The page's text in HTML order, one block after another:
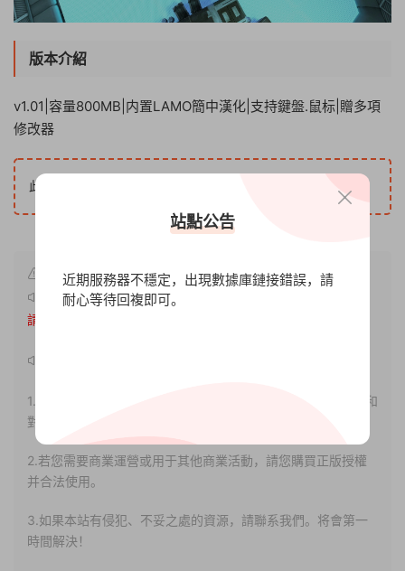
版本介紹
v1.01|容量800MB|内置LAMO簡中漢化|支持鍵盤.鼠标|贈多項
修改器
此内容查看價格爲
原文鏈接：http://www.xdgameo.com/7555.html
請注明出處。
1.本站部分内容轉載自其它媒體，但并不代表本站贊同其觀點和
對其真實性負責。
2.若您需要商業運營或用于其他商業活動，請您購買正版授權
并合法使用。
3.如果本站有侵犯、不妥之處的資源，請聯系我們。将會第一
時間解決！
站點公告
近期服務器不穩定，出現數據庫鏈接錯誤，請
耐心等待回複即可。